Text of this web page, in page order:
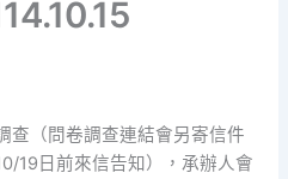
查（問卷調查連結會另寄信件
19日前來信告知），承辦人會